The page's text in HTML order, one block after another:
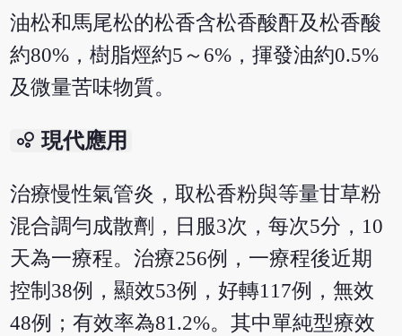
油松和馬尾松的松香含松香酸酐及松香酸
約80%，樹脂烴約5～6%，揮發油約0.5%
及微量苦味物質。
bubble_chart 現代應用
治療慢性氣管炎，取松香粉與等量甘草粉
混合調勻成散劑，日服3次，每次5分，10
天為一療程。治療256例，一療程後近期
控制38例，顯效53例，好轉117例，無效
48例；有效率為81.2%。其中單純型療效